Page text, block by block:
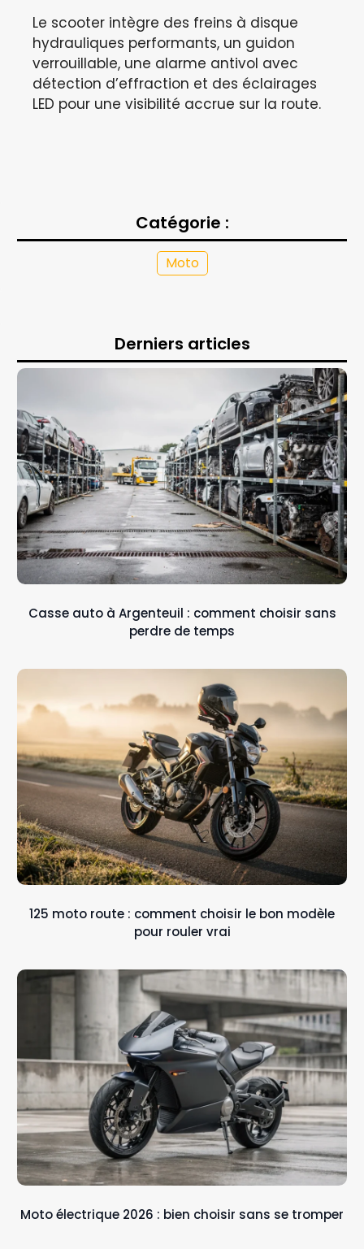
Le scooter intègre des freins à disque
hydrauliques performants, un guidon
verrouillable, une alarme antivol avec
détection d’effraction et des éclairages
LED pour une visibilité accrue sur la route.
Catégorie :
Moto
Derniers articles
Casse auto à Argenteuil : comment choisir sans
perdre de temps
125 moto route : comment choisir le bon modèle
pour rouler vrai
Moto électrique 2026 : bien choisir sans se tromper